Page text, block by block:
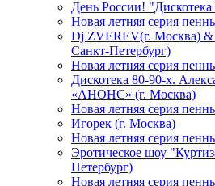
День России! "Дискотека
Новая летняя серия
Dj ZVEREV(г. Москва)
Санкт-Петербург)
Новая летняя серия
Дискотека 80-90-х.
«АНОНС» (г. Москва)
Новая летняя серия
Игорек (г. Москва)
Новая летняя серия
Эротическое шоу
Петербург)
Новая летняя серия